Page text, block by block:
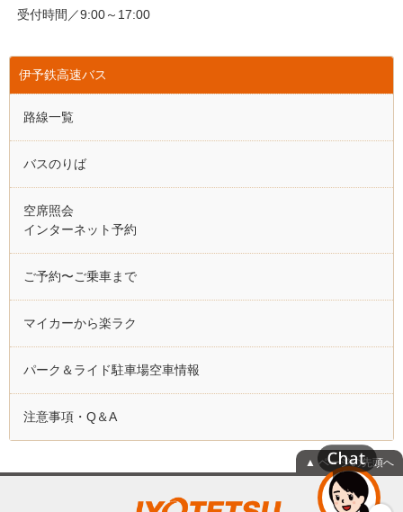
受付時間／9:00～17:00
伊予鉄高速バス
路線一覧
バスのりば
空席照会
インターネット予約
ご予約〜ご乗車まで
マイカーから楽ラク
パーク＆ライド駐車場空車情報
注意事項・Q＆A
▲ ページの先頭へ